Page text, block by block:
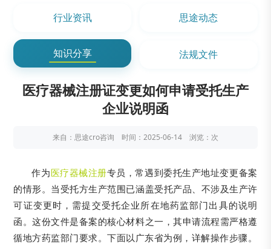
行业资讯 思途动态
知识分享 法规文件
医疗器械注册证变更如何申请受托生产
企业说明函
来自：思途cro咨询 时间：2025-06-14 浏览： 次
作为医疗器械注册专员，常遇到委托生产地址变更备案
的情形。当受托方生产范围已涵盖受托产品、不涉及生产许
可证变更时，需提交受托企业所在地药监部门出具的说明
函。这份文件是备案的核心材料之一，其申请流程需严格遵
循地方药监部门要求。下面以广东省为例，详解操作步骤。